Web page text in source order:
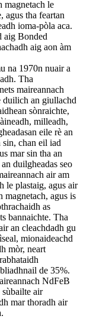
magnetach le
agus tha feartan
ioma-pòla aca.
aig Bonded
aig aon àm
na 1970n nuair a
Tha
maireannach
duilich an giullachd
sònraichte,
milleadh,
eile rè an
chan eil iad
mar sin tha an
duilgheadas seo
air am
le plastaig, agus air
magnetach, agus is
as
bannaichte. Tha
an cleachdadh gu
mionaideachd
mòr, neart
de 35%.
NdFeB
sùbailte air
mar thoradh air